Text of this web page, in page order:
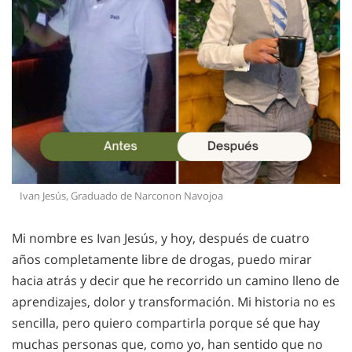
Ivan Jesús, Graduado de Narconon Navojoa
Mi nombre es Ivan Jesús, y hoy, después de cuatro
años completamente libre de drogas, puedo mirar
hacia atrás y decir que he recorrido un camino lleno de
aprendizajes, dolor y transformación. Mi historia no es
sencilla, pero quiero compartirla porque sé que hay
muchas personas que, como yo, han sentido que no